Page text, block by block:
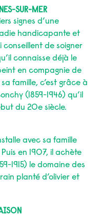
SUR-MER
signes d’une
handicapante et
conseillent de soigner
connaisse déjà le
en compagnie de
famille, c’est grâce à
(1859-1946) qu’il
du 2Oe siècle.
avec sa famille
en 1907, il achète
1915) le domaine des
planté d’olivier et